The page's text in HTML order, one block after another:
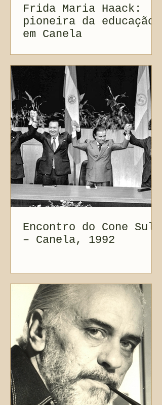
Frida Maria Haack:
pioneira da educação
em Canela
Encontro do Cone Sul
– Canela, 1992